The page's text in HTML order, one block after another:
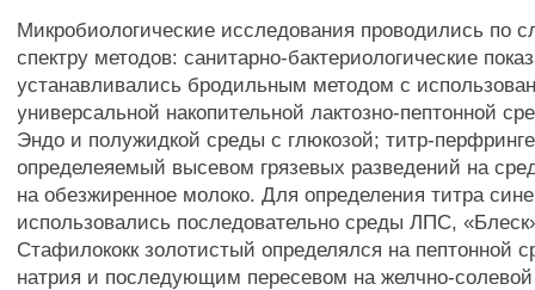
Микробиологические исследования проводились по
спектру методов: санитарно-бактериологические
устанавливались бродильным методом с
универсальной накопительной лактозно-пептонной
Эндо и полужидкой среды с глюкозой; титр-
определеяемый высевом грязевых разведений на
на обезжиренное молоко. Для определения титра
использовались последовательно среды ЛПС,
Стафилококк золотистый определялся на пептонной
натрия и последующим пересевом на желчно-солевой